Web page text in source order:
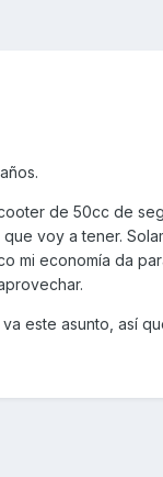
de 50cc de
voy a tener.
mi economía da
este asunto, así